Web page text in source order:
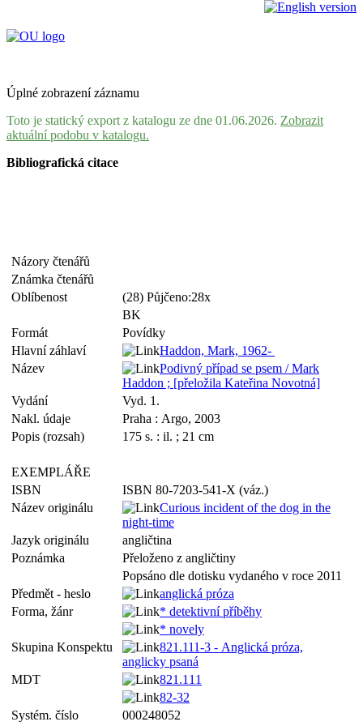
Úplné zobrazení záznamu
Toto je statický export z katalogu ze dne 01.06.2026. Zobrazit
aktuální podobu v katalogu.
Bibliografická citace
Názory čtenářů
Známka čtenářů
Oblíbenost
(28) Půjčeno:28x
BK
Formát
Povídky
Hlavní záhlaví
Haddon, Mark, 1962-
Název
Podivný případ se psem / Mark
Haddon ; [přeložila Kateřina Novotná]
Vydání
Vyd. 1.
Nakl. údaje
Praha : Argo, 2003
Popis (rozsah)
175 s. : il. ; 21 cm
EXEMPLÁŘE
ISBN
ISBN 80-7203-541-X (váz.)
Název originálu
Curious incident of the dog in the
night-time
Jazyk originálu
angličtina
Poznámka
Přeloženo z angličtiny
Popsáno dle dotisku vydaného v roce 2011
Předmět - heslo
anglická próza
Forma, žánr
* detektivní příběhy
* novely
Skupina Konspektu
821.111-3 - Anglická próza,
anglicky psaná
MDT
821.111
82-32
Systém. číslo
000248052